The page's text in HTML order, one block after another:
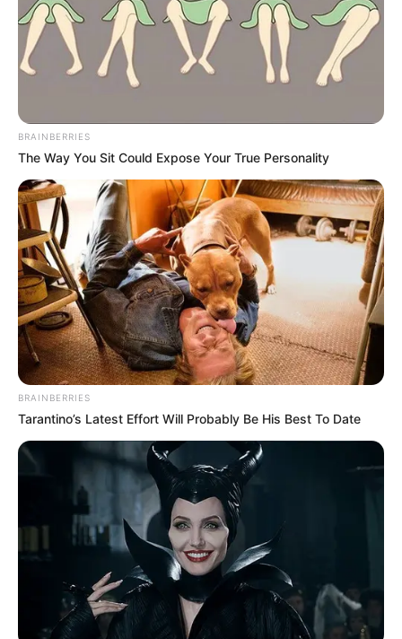
BRAINBERRIES
The Way You Sit Could Expose Your True Personality
BRAINBERRIES
Tarantino’s Latest Effort Will Probably Be His Best To Date